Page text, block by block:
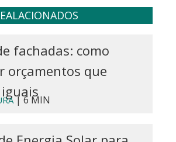
fachadas: como
orçamentos que
| 6 MIN